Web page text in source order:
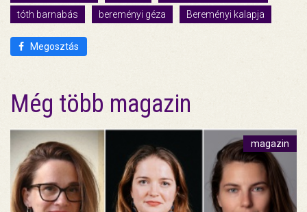
tóth barnabás
bereményi géza Bereményi kalapja
Megosztás
Még több magazin
magazin